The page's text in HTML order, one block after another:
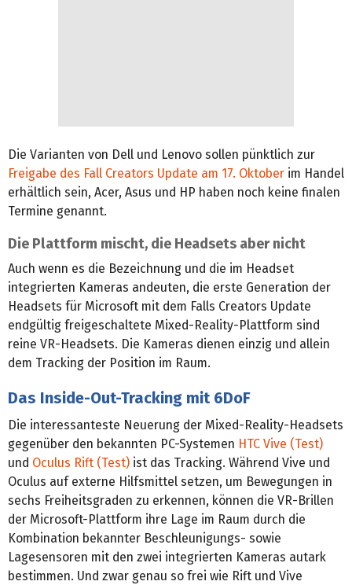
Die Varianten von Dell und Lenovo sollen pünktlich zur
Freigabe des Fall Creators Update am 17. Oktober im Handel
erhältlich sein, Acer, Asus und HP haben noch keine finalen
Termine genannt.
Die Plattform mischt, die Headsets aber nicht
Auch wenn es die Bezeichnung und die im Headset
integrierten Kameras andeuten, die erste Generation der
Headsets für Microsoft mit dem Falls Creators Update
endgültig freigeschaltete Mixed-Reality-Plattform sind
reine VR-Headsets. Die Kameras dienen einzig und allein
dem Tracking der Position im Raum.
Das Inside-Out-Tracking mit 6DoF
Die interessanteste Neuerung der Mixed-Reality-Headsets
gegenüber den bekannten PC-Systemen HTC Vive (Test)
und Oculus Rift (Test) ist das Tracking. Während Vive und
Oculus auf externe Hilfsmittel setzen, um Bewegungen in
sechs Freiheitsgraden zu erkennen, können die VR-Brillen
der Microsoft-Plattform ihre Lage im Raum durch die
Kombination bekannter Beschleunigungs- sowie
Lagesensoren mit den zwei integrierten Kameras autark
bestimmen. Und zwar genau so frei wie Rift und Vive